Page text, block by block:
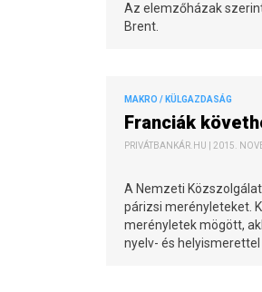
Az elemzőházak
Brent.
MAKRO / KÜLGAZDASÁG
Franciák
PRIVÁTBANKÁR.HU | 2015.
A Nemzeti
párizsi merényleteket.
merényletek mögött,
nyelv- és helyismerettel